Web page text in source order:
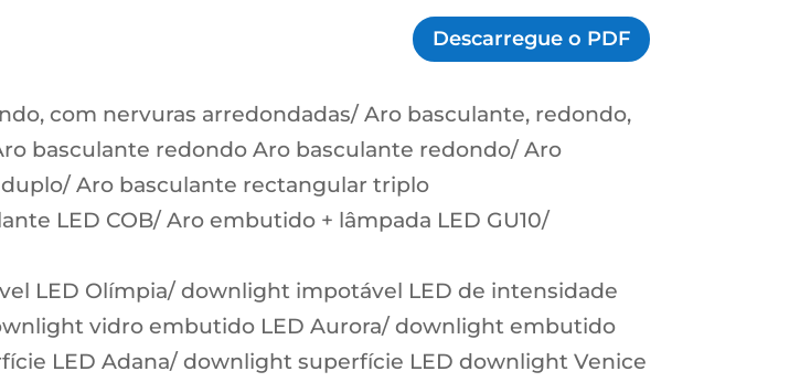
Descarregue o PDF
com nervuras arredondadas/ Aro basculante, redondo,
basculante redondo Aro basculante redondo/ Aro
Aro basculante rectangular triplo
LED COB/ Aro embutido + lâmpada LED GU10/
LED Olímpia/ downlight impotável LED de intensidade
vidro embutido LED Aurora/ downlight embutido
LED Adana/ downlight superfície LED downlight Venice